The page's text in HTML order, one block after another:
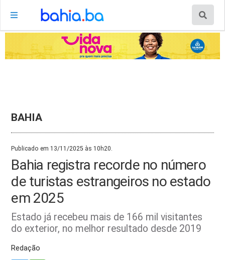
BAHIA
Publicado em 13/11/2025 às 10h20.
Bahia registra recorde no número
de turistas estrangeiros no estado
em 2025
Estado já recebeu mais de 166 mil visitantes
do exterior, no melhor resultado desde 2019
Redação